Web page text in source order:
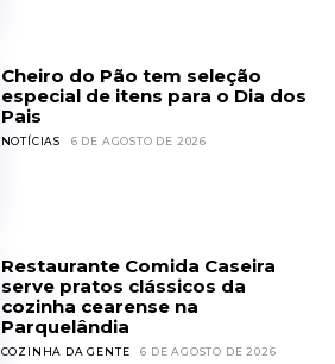
Cheiro do Pão tem seleção
especial de itens para o Dia dos
Pais
NOTÍCIAS 6 DE AGOSTO DE 2026
Restaurante Comida Caseira
serve pratos clássicos da
cozinha cearense na
Parquelândia
COZINHA DA GENTE 6 DE AGOSTO DE 2026